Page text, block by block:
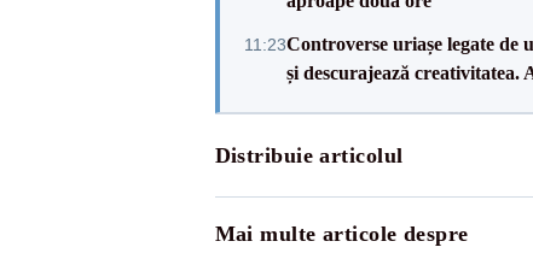
11:23Controverse uriașe legate de
și descurajează creativitatea.
Distribuie articolul
Mai multe articole despre